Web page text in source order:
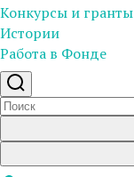
Конкурсы и гранты
Истории
Работа в Фонде